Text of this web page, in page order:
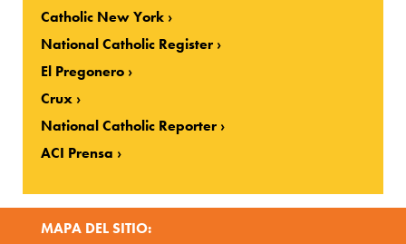
Catholic New York
National Catholic Register
El Pregonero
Crux
National Catholic Reporter
ACI Prensa
MAPA DEL SITIO: